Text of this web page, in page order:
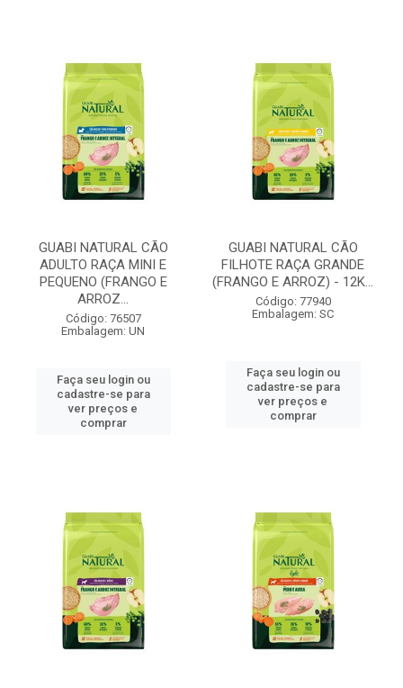
GUABI NATURAL CÃO
ADULTO RAÇA MINI E
PEQUENO (FRANGO E
ARROZ...
Código: 76507
Embalagem: UN
Faça seu login ou
cadastre-se para
ver preços e
comprar
GUABI NATURAL CÃO
FILHOTE RAÇA GRANDE
(FRANGO E ARROZ) - 12K...
Código: 77940
Embalagem: SC
Faça seu login ou
cadastre-se para
ver preços e
comprar